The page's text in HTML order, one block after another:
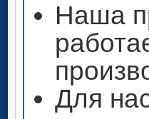
Наша
Для